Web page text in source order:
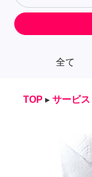
全て
TOP ▸ サービス